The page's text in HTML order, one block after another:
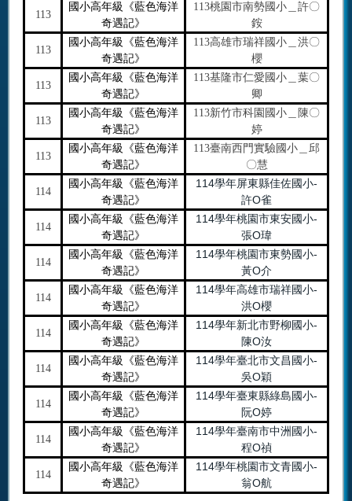
113
國小高年級《藍色海洋
奇遇記》
113桃園市南勢國小＿許〇
銨
113
國小高年級《藍色海洋
奇遇記》
113高雄市瑞祥國小＿洪〇
櫻
113
國小高年級《藍色海洋
奇遇記》
113基隆市仁愛國小＿葉〇
卿
113
國小高年級《藍色海洋
奇遇記》
113新竹市科園國小＿陳〇
婷
113
國小高年級《藍色海洋
奇遇記》
113臺南西門實驗國小＿邱
〇慧
114
國小高年級《藍色海洋
奇遇記》
114學年屏東縣佳佐國小-
許O雀
114
國小高年級《藍色海洋
奇遇記》
114學年桃園市東安國小-
張O瑋
114
國小高年級《藍色海洋
奇遇記》
114學年桃園市東勢國小-
黃O介
114
國小高年級《藍色海洋
奇遇記》
114學年高雄市瑞祥國小-
洪O櫻
114
國小高年級《藍色海洋
奇遇記》
114學年新北市野柳國小-
陳O汝
114
國小高年級《藍色海洋
奇遇記》
114學年臺北市文昌國小-
吳O穎
114
國小高年級《藍色海洋
奇遇記》
114學年臺東縣綠島國小-
阮O婷
114
國小高年級《藍色海洋
奇遇記》
114學年臺南市中洲國小-
程O禎
114
國小高年級《藍色海洋
奇遇記》
114學年桃園市文青國小-
翁O航